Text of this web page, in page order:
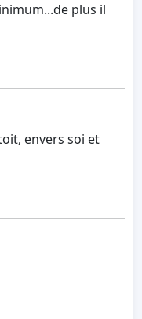
plus il
envers soi et